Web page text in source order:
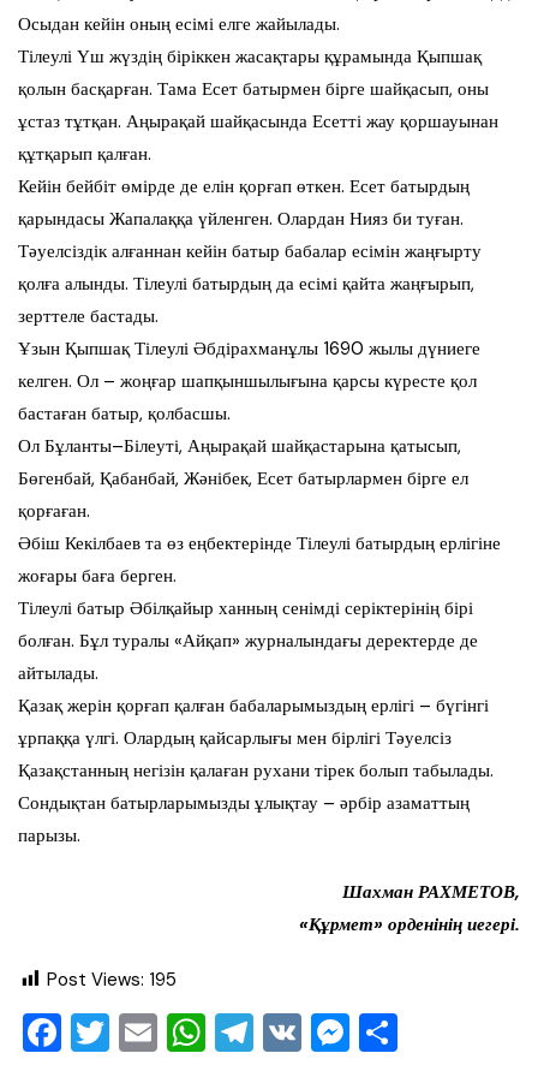
Осыдан кейін оның есімі елге жайылады.
Тілеулі Үш жүздің біріккен жасақтары құрамында Қыпшақ
қолын басқарған. Тама Есет батырмен бірге шайқасып, оны
ұстаз тұтқан. Аңырақай шайқасында Есетті жау қоршауынан
құтқарып қалған.
Кейін бейбіт өмірде де елін қорғап өткен. Есет батырдың
қарындасы Жапалаққа үйленген. Олардан Нияз би туған.
Тәуелсіздік алғаннан кейін батыр бабалар есімін жаңғырту
қолға алынды. Тілеулі батырдың да есімі қайта жаңғырып,
зерттеле бастады.
Ұзын Қыпшақ Тілеулі Әбдірахманұлы 1690 жылы дүниеге
келген. Ол – жоңғар шапқыншылығына қарсы күресте қол
бастаған батыр, қолбасшы.
Ол Бұланты–Білеуті, Аңырақай шайқастарына қатысып,
Бөгенбай, Қабанбай, Жәнібек, Есет батырлармен бірге ел
қорғаған.
Әбіш Кекілбаев та өз еңбектерінде Тілеулі батырдың ерлігіне
жоғары баға берген.
Тілеулі батыр Әбілқайыр ханның сенімді серіктерінің бірі
болған. Бұл туралы «Айқап» журналындағы деректерде де
айтылады.
Қазақ жерін қорғап қалған бабаларымыздың ерлігі – бүгінгі
ұрпаққа үлгі. Олардың қайсарлығы мен бірлігі Тәуелсіз
Қазақстанның негізін қалаған рухани тірек болып табылады.
Сондықтан батырларымызды ұлықтау – әрбір азаматтың
парызы.
Шахман РАХМЕТОВ,
«Құрмет» орденінің иегері.
Post Views: 195
F T E W T V M